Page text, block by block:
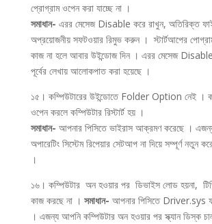
প্রোগ্রাম ওপেন করা যাচ্ছে না ।
সমাধান- এরর মেসেজ Disable করে রাখুন, অতিরিক্ত
অপ্রয়োজনীয় সফটওয়ার রিমুভ করুন । স্টার্টআপের
কাজ না হলে আবার উইন্ডোজ দিন । এরর মেসেজ Disable
পূর্বের লেখায় আলোকপাত করা হয়েছে ।
১৫। কম্পিউটারের উইন্ডোতে Folder Option নেই ।
ওপেন করলে কম্পিউটার রিস্টার্ট হয় ।
সমাধান- আপনার পিসিতে ভাইরাস আক্রমণ করেছে ।
অপারেটিং সিস্টেম রিপেয়ার সেটআপ না দিয়ে সম্পূর্ণ নতুন
।
১৬। কম্পিউটার অন হওয়ার পর ডিভাইস লোড হয়না, টিভি
কাজ করছে না । সমাধান- আপনার পিসিতে Driver.sys
। এজন্য আপনি কম্পিউটার অন হওয়ার পর স্ক্যান ডিস্ক